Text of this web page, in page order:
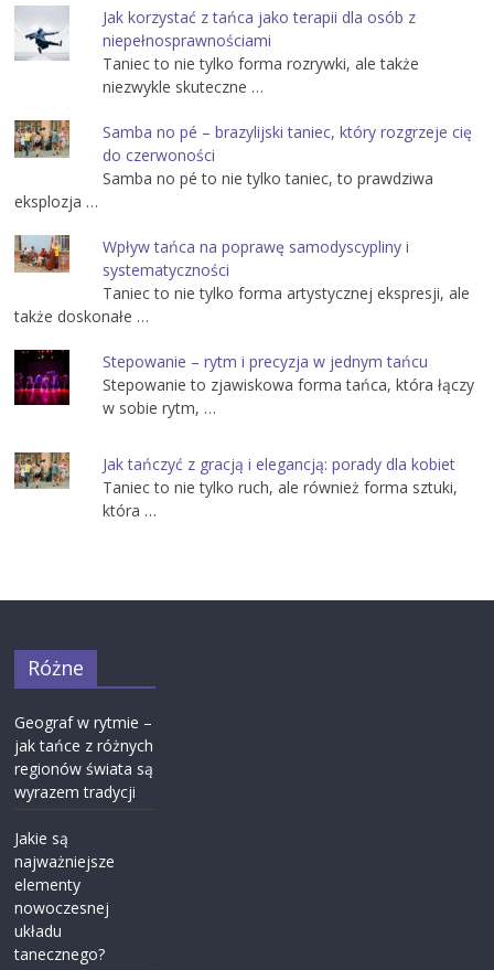
Jak korzystać z tańca jako terapii dla osób z
niepełnosprawnościami
Taniec to nie tylko forma rozrywki, ale także
niezwykle skuteczne …
Samba no pé – brazylijski taniec, który rozgrzeje cię
do czerwoności
Samba no pé to nie tylko taniec, to prawdziwa
eksplozja …
Wpływ tańca na poprawę samodyscypliny i
systematyczności
Taniec to nie tylko forma artystycznej ekspresji, ale
także doskonałe …
Stepowanie – rytm i precyzja w jednym tańcu
Stepowanie to zjawiskowa forma tańca, która łączy
w sobie rytm, …
Jak tańczyć z gracją i elegancją: porady dla kobiet
Taniec to nie tylko ruch, ale również forma sztuki,
która …
Różne
Geograf w rytmie –
jak tańce z różnych
regionów świata są
wyrazem tradycji
Jakie są
najważniejsze
elementy
nowoczesnej
układu
tanecznego?